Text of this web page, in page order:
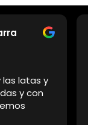
latas y
y con